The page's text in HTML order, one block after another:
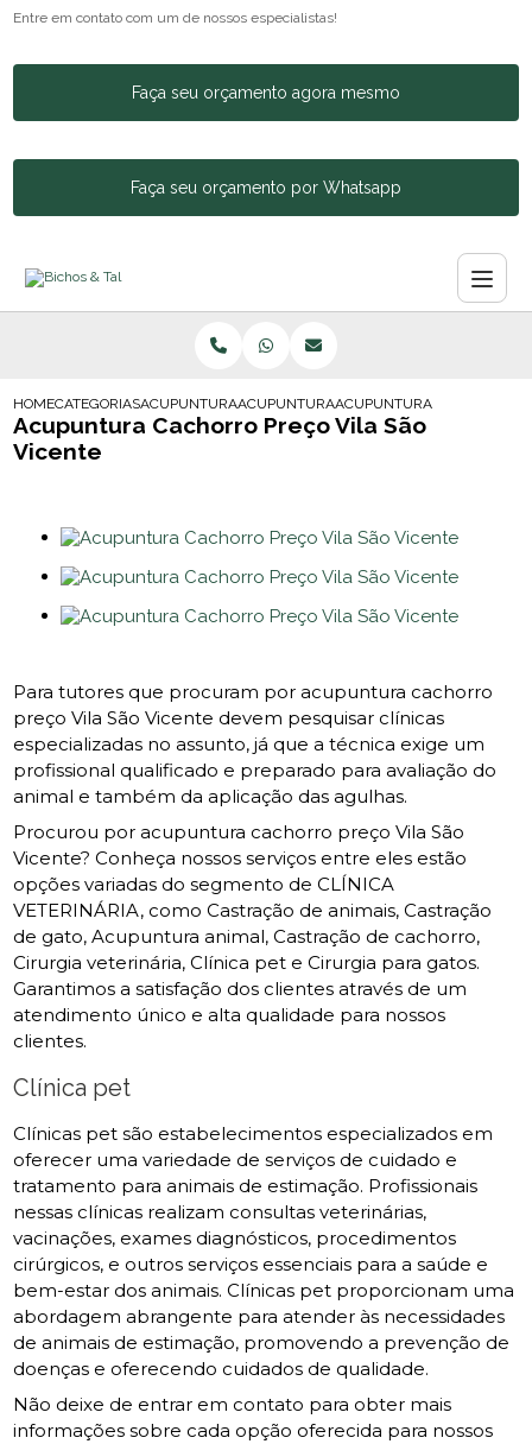
Entre em contato com um de nossos especialistas!
Faça seu orçamento agora mesmo
Faça seu orçamento por Whatsapp
HOMECATEGORIASACUPUNTURA ANIMALACUPUNTURA EM GATOSACUPUNTURA CACHORRO
Acupuntura Cachorro Preço Vila São
Vicente
Para tutores que procuram por acupuntura cachorro
preço Vila São Vicente devem pesquisar clínicas
especializadas no assunto, já que a técnica exige um
profissional qualificado e preparado para avaliação do
animal e também da aplicação das agulhas.
Procurou por acupuntura cachorro preço Vila São
Vicente? Conheça nossos serviços entre eles estão
opções variadas do segmento de CLÍNICA
VETERINÁRIA, como Castração de animais, Castração
de gato, Acupuntura animal, Castração de cachorro,
Cirurgia veterinária, Clínica pet e Cirurgia para gatos.
Garantimos a satisfação dos clientes através de um
atendimento único e alta qualidade para nossos
clientes.
Clínica pet
Clínicas pet são estabelecimentos especializados em
oferecer uma variedade de serviços de cuidado e
tratamento para animais de estimação. Profissionais
nessas clínicas realizam consultas veterinárias,
vacinações, exames diagnósticos, procedimentos
cirúrgicos, e outros serviços essenciais para a saúde e
bem-estar dos animais. Clínicas pet proporcionam uma
abordagem abrangente para atender às necessidades
de animais de estimação, promovendo a prevenção de
doenças e oferecendo cuidados de qualidade.
Não deixe de entrar em contato para obter mais
informações sobre cada opção oferecida para nossos